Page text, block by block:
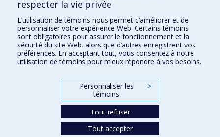
BESOIN D'AIDE?
Plan du site
Signaler une erreur
Accessibilité
FACULTÉ DES ARTS ET DES SCIENCES
Nos départements et écoles
respecter la vie privée
L’utilisation de témoins nous permet d’améliorer et de
personnaliser votre expérience Web. Certains témoins
sont obligatoires pour assurer le fonctionnement et la
sécurité du site Web, alors que d’autres enregistrent vos
préférences. En acceptant tout, vous consentez à notre
utilisation de témoins pour mieux répondre à vos besoins.
Personnaliser les
témoins
>
Tout refuser
Tout accepter